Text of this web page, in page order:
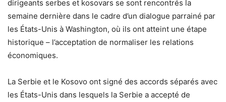
dirigeants serbes et kosovars se sont rencontrés la
semaine dernière dans le cadre d’un dialogue parrainé par
les États-Unis à Washington, où ils ont atteint une étape
historique – l’acceptation de normaliser les relations
économiques.
La Serbie et le Kosovo ont signé des accords séparés avec
les États-Unis dans lesquels la Serbie a accepté de